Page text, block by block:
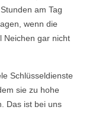
am Tag
wenn die
Neichen gar nicht
Schlüsseldienste
sie zu hohe
Das ist bei uns